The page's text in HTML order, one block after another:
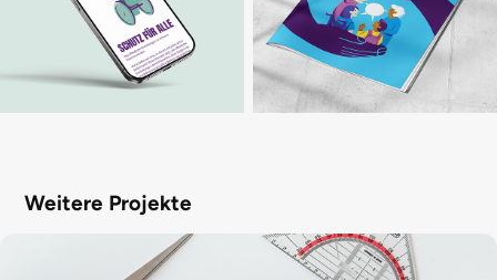
Weitere Projekte